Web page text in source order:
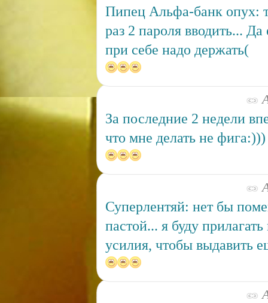
Пипец Альфа-банк опух:
раз 2 пароля вводить...
при себе надо держать(
За последние 2 недели
что мне делать не фига:)))
Суперлентяй: нет бы
пастой... я буду
усилия, чтобы выдавить